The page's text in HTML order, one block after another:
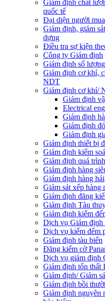
Giám định chất
quốc tế
Đại diện người mua
Giám định, giám
dựng
Điều tra sự kiện
Công ty Giám định
Giám định số lượng
Giám định cơ khí,
NDT
Giám định cơ khí/
Giám định
Electrical
Giám định
Giám định
Giám định
Giám định thiết bị
Giám định kiểm
Giám định quá
Giám định hàng
Giám định hàng hải
Giám sát xếp hàng
Giám định đăng
Giám định Tàu
Giám định kiểm
Dịch vụ Giám định
Dịch vụ kiểm đếm
Giám định tàu biển
Đăng kiểm cờ
Dịch vụ giám định
Giám định tổn thất
Giám định/ Giám
Giám định bồi
Giám định nguyên